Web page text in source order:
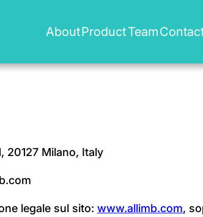
AboutProductTeam
20127 Milano, Italy
legale sul sito: www.allimb.com,